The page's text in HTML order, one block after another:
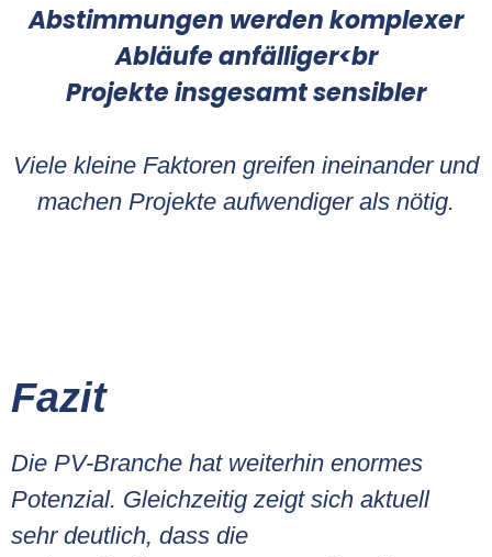
Abstimmungen werden komplexer
Abläufe anfälliger<br
Projekte insgesamt sensibler
Viele kleine Faktoren greifen ineinander und
machen Projekte aufwendiger als nötig.
Fazit
Die PV-Branche hat weiterhin enormes
Potenzial. Gleichzeitig zeigt sich aktuell
sehr deutlich, dass die